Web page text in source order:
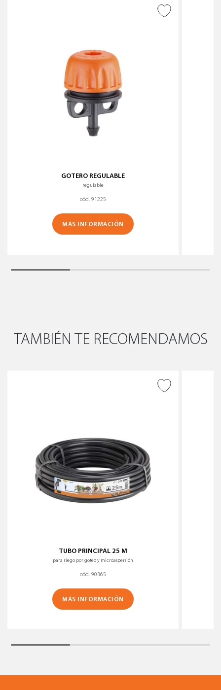
GOTERO REGULABLE
regulable
cód. 91225
MÁS INFORMACIÓN
TAMBIÉN TE RECOMENDAMOS
TUBO PRINCIPAL 25 M
para riego por goteo y microaspersión
cód. 90365
MÁS INFORMACIÓN